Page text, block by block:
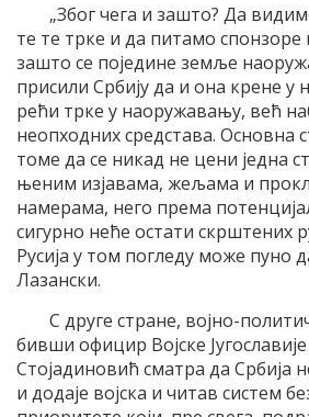
„Због чега и зашто? Да
те те трке и да питамо спонзоре
зашто се поједине земље
присили Србију да и она крене у
рећи трке у наоружавању, већ
неопходних средстава. Основна
томе да се никад не цени једна
њеним изјавама, жељама и
намерама, него према
сигурно неће остати скрштених
Русија у том погледу може пуно
Лазански.
С друге стране, војно-
бивши официр Војске
Стојадиновић сматра да Србија
и додаје војска и читав систем